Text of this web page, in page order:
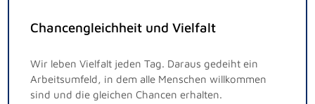
Chancengleichheit und Vielfalt
Wir leben Vielfalt jeden Tag. Daraus gedeiht ein
Arbeitsumfeld, in dem alle Menschen willkommen
sind und die gleichen Chancen erhalten.